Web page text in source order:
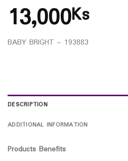
13,000Ks
BABY BRIGHT – 193883
DESCRIPTION
ADDITIONAL INFORMATION
Products Benefits